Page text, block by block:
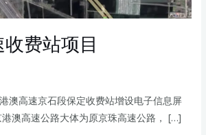
费站项目
澳高速京石段保定收费站增设电子信息屏
澳高速公路大体为原京珠高速公路， […]